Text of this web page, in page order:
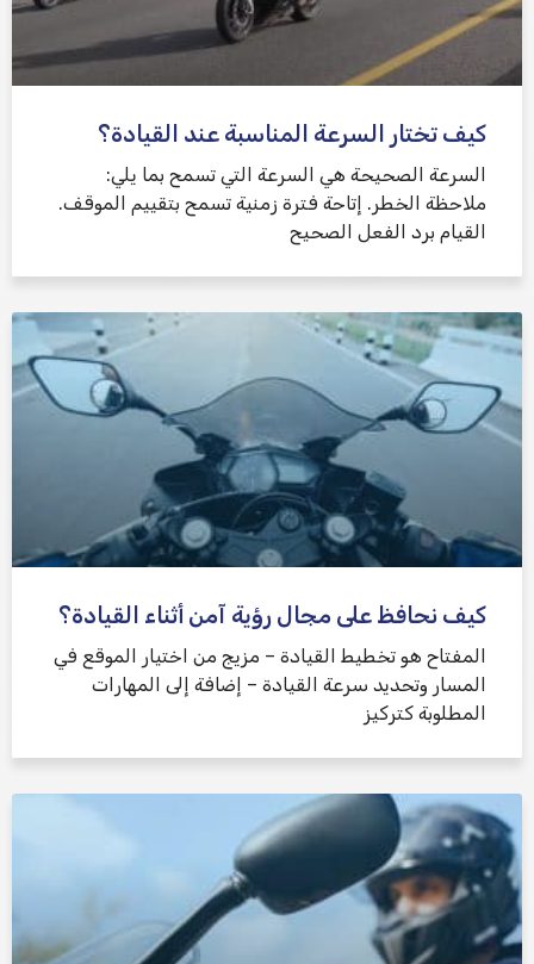
كيف تختار السرعة المناسبة عند القيادة؟
السرعة الصحيحة هي السرعة التي تسمح بما يلي:
ملاحظة الخطر. إتاحة فترة زمنية تسمح بتقييم الموقف.
القيام برد الفعل الصحيح
كيف نحافظ على مجال رؤية آمن أثناء القيادة؟
المفتاح هو تخطيط القيادة – مزيج من اختيار الموقع في
المسار وتحديد سرعة القيادة – إضافة إلى المهارات
المطلوبة كتركيز